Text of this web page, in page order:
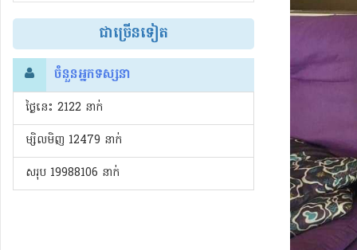
ចូល!?
ជាច្រើនទៀត
ចំនួនអ្នកទស្សនា
ថ្ងៃនេះ​ 2122 នាក់
ម្សិលមិញ 12479 នាក់
សរុប 19988106 នាក់